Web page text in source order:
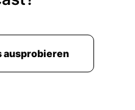
ausprobieren